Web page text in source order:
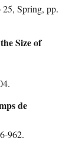
25, Spring, pp.
Size of
de
962.